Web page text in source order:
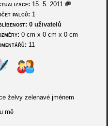
15. 5. 2011
palců: 1
0 uživatelů
0 cm x0 cm x0 cm
11
želvy zelenavé jménem
mě